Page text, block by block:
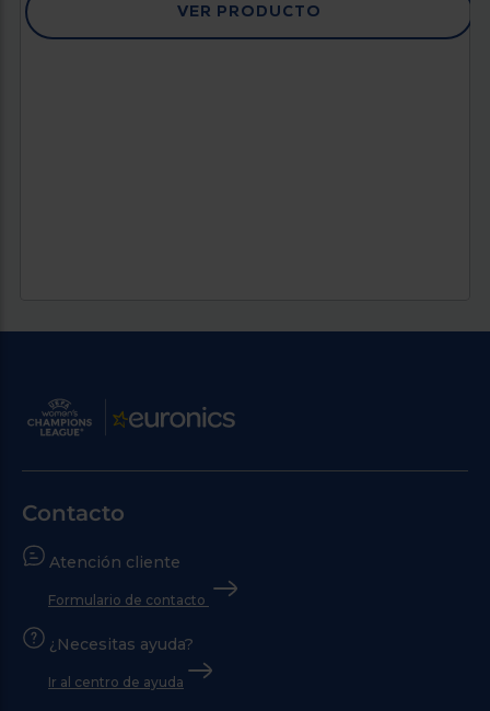
VER PRODUCTO
Contacto
Atención cliente
Formulario de contacto
¿Necesitas ayuda?
Ir al centro de ayuda